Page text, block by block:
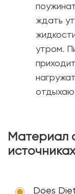
ждать
утром.
Материал
Does